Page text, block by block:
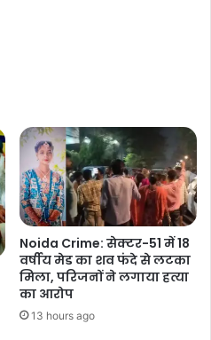
Noida Crime: सेक्टर-51 में 18
वर्षीय मेड का शव फंदे से लटका
मिला, परिजनों ने लगाया हत्या
का आरोप
13 hours ago